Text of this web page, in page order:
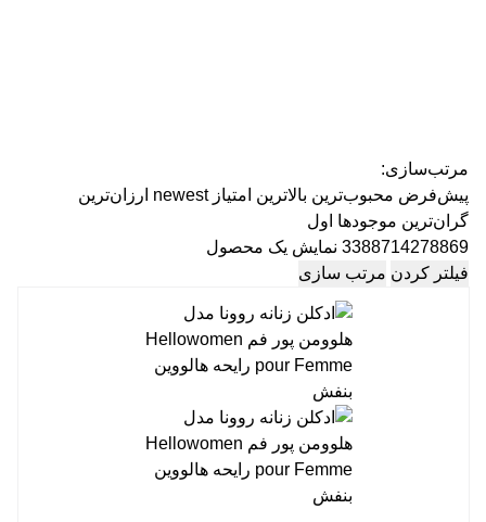
مرتب‌سازی:
پیش‌فرض محبوب‌ترین بالاترین امتیاز newest ارزان‌ترین
گران‌ترین موجودها اول
3388714278869 نمایش یک محصول
فیلتر کردن مرتب سازی